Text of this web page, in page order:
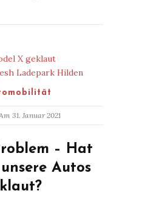
31. Januar 2021
– Hat
unsere Autos